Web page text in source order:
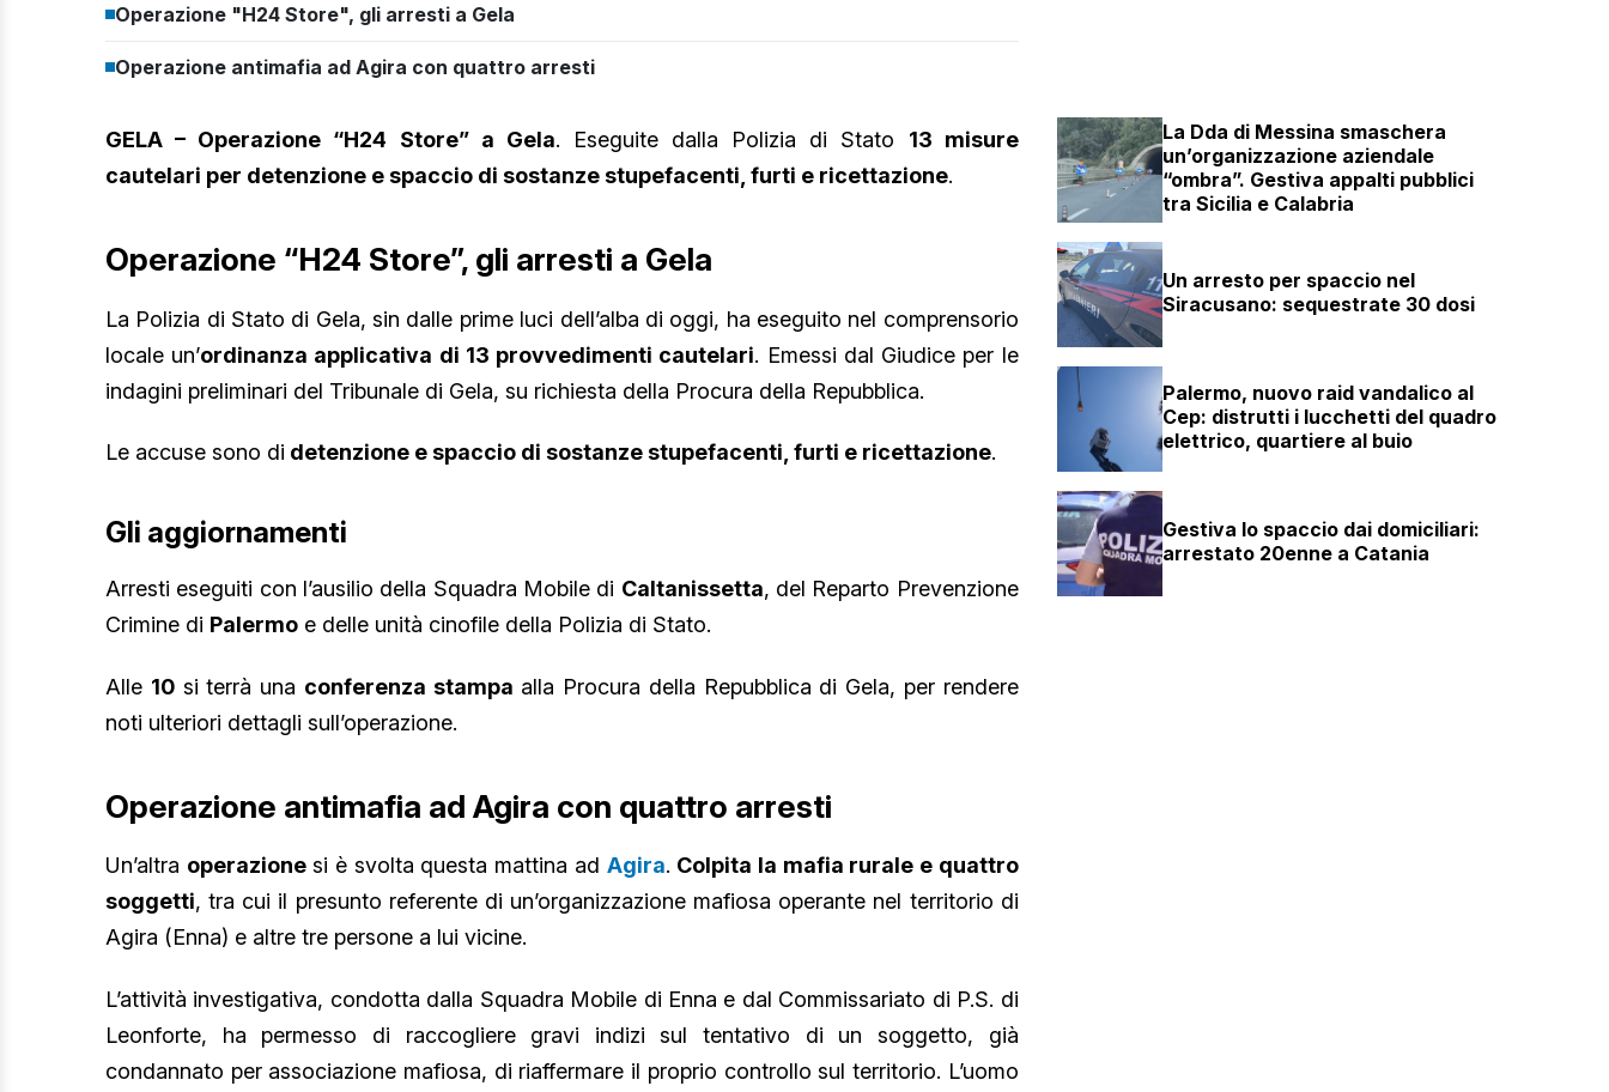
Operazione "H24 Store", gli arresti a Gela
Operazione antimafia ad Agira con quattro arresti
GELA – Operazione “H24 Store” a Gela. Eseguite dalla Polizia di Stato 13 misure
cautelari per detenzione e spaccio di sostanze stupefacenti, furti e ricettazione.
Operazione “H24 Store”, gli arresti a Gela
La Polizia di Stato di Gela, sin dalle prime luci dell’alba di oggi, ha eseguito nel comprensorio
locale un’ordinanza applicativa di 13 provvedimenti cautelari. Emessi dal Giudice per le
indagini preliminari del Tribunale di Gela, su richiesta della Procura della Repubblica.
Le accuse sono di detenzione e spaccio di sostanze stupefacenti, furti e ricettazione.
Gli aggiornamenti
Arresti eseguiti con l’ausilio della Squadra Mobile di Caltanissetta, del Reparto Prevenzione
Crimine di Palermo e delle unità cinofile della Polizia di Stato.
Alle 10si terrà una conferenza stampa alla Procura della Repubblica di Gela, per rendere
noti ulteriori dettagli sull’operazione.
Operazione antimafia ad Agira con quattro arresti
Un’altra operazionesi è svolta questa mattina ad Agira. Colpita la mafia rurale e quattro
soggetti, tra cui il presunto referente di un’organizzazione mafiosa operante nel territorio di
Agira (Enna) e altre tre persone a lui vicine.
L’attività investigativa, condotta dalla Squadra Mobile di Enna e dal Commissariato di P.S. di
Leonforte, ha permesso di raccogliere gravi indizi sul tentativo di un soggetto, già
condannato per associazione mafiosa, di riaffermare il proprio controllo sul territorio. L’uomo
La Dda di Messina smaschera
un’organizzazione aziendale
“ombra”. Gestiva appalti pubblici
tra Sicilia e Calabria
Un arresto per spaccio nel
Siracusano: sequestrate 30 dosi
Palermo, nuovo raid vandalico al
Cep: distrutti i lucchetti del quadro
elettrico, quartiere al buio
Gestiva lo spaccio dai domiciliari:
arrestato 20enne a Catania